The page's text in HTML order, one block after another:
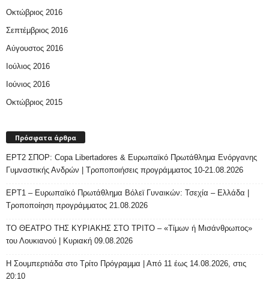
Οκτώβριος 2016
Σεπτέμβριος 2016
Αύγουστος 2016
Ιούλιος 2016
Ιούνιος 2016
Οκτώβριος 2015
Πρόσφατα άρθρα
ΕΡΤ2 ΣΠΟΡ: Copa Libertadores & Ευρωπαϊκό Πρωτάθλημα Ενόργανης
Γυμναστικής Ανδρών | Τροποποιήσεις προγράμματος 10-21.08.2026
ΕΡΤ1 – Ευρωπαϊκό Πρωτάθλημα Βόλεϊ Γυναικών: Τσεχία – Ελλάδα |
Τροποποίηση προγράμματος 21.08.2026
ΤΟ ΘΕΑΤΡΟ ΤΗΣ ΚΥΡΙΑΚΗΣ ΣΤΟ ΤΡΙΤΟ – «Τίμων ή Μισάνθρωπος»
του Λουκιανού | Κυριακή 09.08.2026
H Σουμπερτιάδα στο Τρίτο Πρόγραμμα | Από 11 έως 14.08.2026, στις
20:10